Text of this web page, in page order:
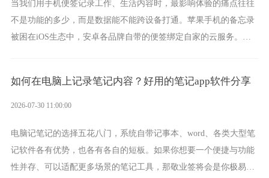
当我们用手机便签记录工作、生活内容时，最影响体验的痛点往往
不是功能的多少，而是数据能不能跨设备打通。苹果手机的备忘录
被困在iOS生态中，安卓各品牌自带的便签绑定自家的云服务。而
如何在电脑上记录笔记内容？好用的笔记app软件分享
2026-07-30 11:00:00
电脑记笔记的选择五花八门，系统自带记事本、word、各类大型笔
记软件各有优势，也各有各自的短板。如果你想要一个便捷与功能
性并存、可以适配更多场景的笔记工具，那敬业签将会是你极易上